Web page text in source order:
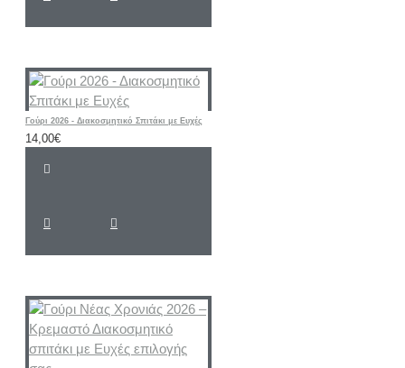
Γούρι 2026 - Διακοσμητικό Σπιτάκι με Ευχές
14,00€